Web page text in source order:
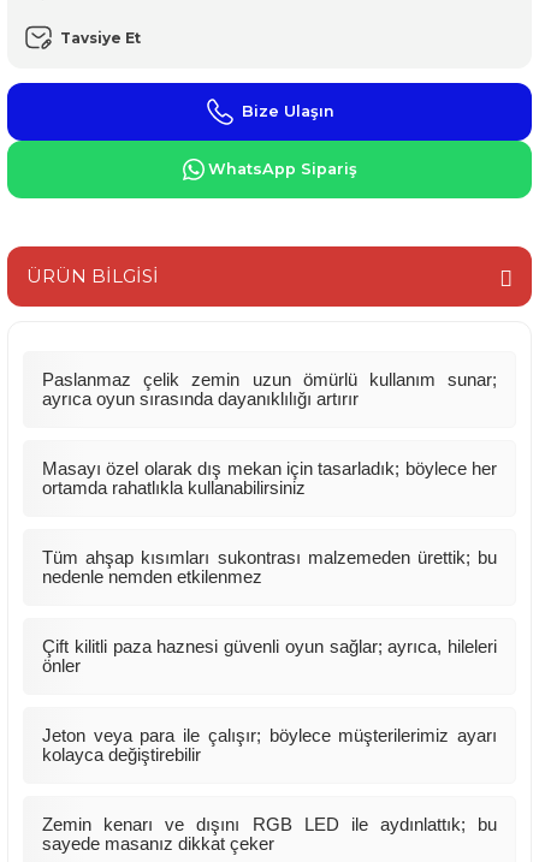
Tavsiye Et
Bize Ulaşın
WhatsApp Sipariş
ÜRÜN BİLGİSİ
Paslanmaz çelik zemin uzun ömürlü kullanım sunar;
ayrıca oyun sırasında dayanıklılığı artırır
Masayı özel olarak dış mekan için tasarladık; böylece her
ortamda rahatlıkla kullanabilirsiniz
Tüm ahşap kısımları sukontrası malzemeden ürettik; bu
nedenle nemden etkilenmez
Çift kilitli paza haznesi güvenli oyun sağlar; ayrıca, hileleri
önler
Jeton veya para ile çalışır; böylece müşterilerimiz ayarı
kolayca değiştirebilir
Zemin kenarı ve dışını RGB LED ile aydınlattık; bu
sayede masanız dikkat çeker